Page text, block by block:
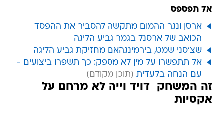
אל תפספס
ארסן ונגר ההמום מתקשה להסביר את ההפסד
הכואב של ארסנל בגמר גביע הליגה
שצ'סני שמט, בירמינגהאם מחזיקת גביע הליגה
אל תתפשרו על מין לא מספק: כך תשפרו ביצועים -
עם הנחה בלעדית
זה המשחק  דויד וייה לא מרחם על
אקסיות